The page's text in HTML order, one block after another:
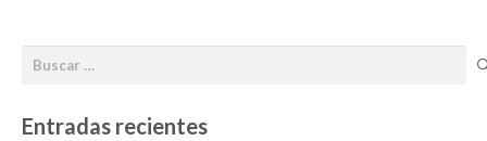
Entradas recientes